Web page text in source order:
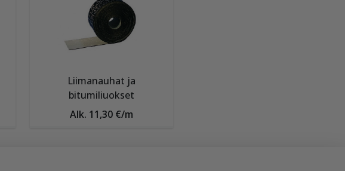
Liimanauhat ja
bitumiliuokset
Alk. 11,30 €/m